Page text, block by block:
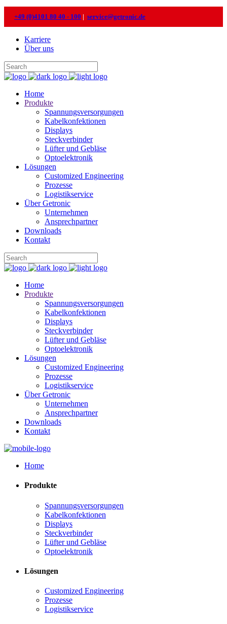
+49 (0)4101 80 40 - 100 | service@getronic.de
Karriere
Über uns
Home
Produkte
Spannungsversorgungen
Kabelkonfektionen
Displays
Steckverbinder
Lüfter und Gebläse
Optoelektronik
Lösungen
Customized Engineering
Prozesse
Logistikservice
Über Getronic
Unternehmen
Ansprechpartner
Downloads
Kontakt
Home
Produkte
Spannungsversorgungen
Kabelkonfektionen
Displays
Steckverbinder
Lüfter und Gebläse
Optoelektronik
Lösungen
Customized Engineering
Prozesse
Logistikservice
Über Getronic
Unternehmen
Ansprechpartner
Downloads
Kontakt
Home
Produkte
Spannungsversorgungen
Kabelkonfektionen
Displays
Steckverbinder
Lüfter und Gebläse
Optoelektronik
Lösungen
Customized Engineering
Prozesse
Logistikservice